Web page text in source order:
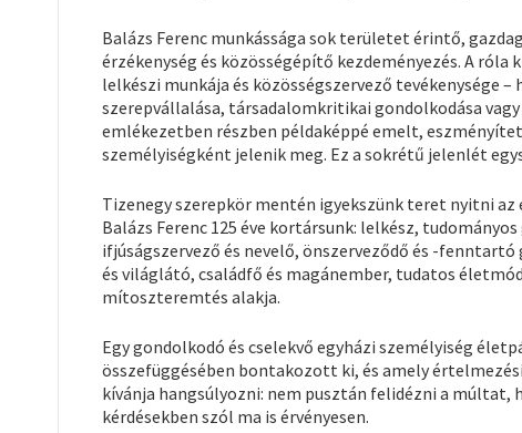
Balázs Ferenc munkássága sok területet érintő,
érzékenység és közösségépítő kezdeményezés. A róla
lelkészi munkája és közösségszervező tevékenysége
szerepvállalása, társadalomkritikai gondolkodása
emlékezetben részben példaképpé emelt,
személyiségként jelenik meg. Ez a sokrétű jelenlét
Tizenegy szerepkör mentén igyekszünk teret nyitni
Balázs Ferenc 125 éve kortársunk: lelkész,
ifjúságszervező és nevelő, önszerveződő és -
és világlátó, családfő és magánember, tudatos
mítoszteremtés alakja.
Egy gondolkodó és cselekvő egyházi személyiség
összefüggésében bontakozott ki, és amely
kívánja hangsúlyozni: nem pusztán felidézni a múltat,
kérdésekben szól ma is érvényesen.